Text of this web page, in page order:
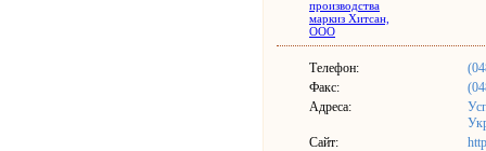
Телефон:
Факс:
Адреса:
Сайт: